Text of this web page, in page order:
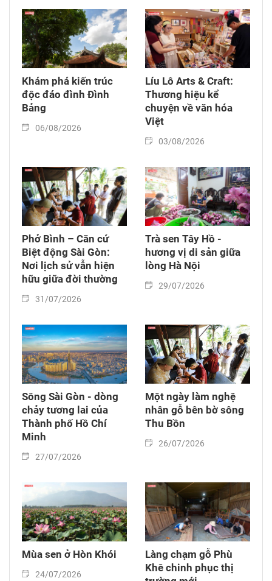
Khám phá kiến trúc
độc đáo đình Đình
Bảng
06/08/2026
Líu Lô Arts & Craft:
Thương hiệu kể
chuyện về văn hóa
Việt
03/08/2026
Phở Bình – Căn cứ
Biệt động Sài Gòn:
Nơi lịch sử vẫn hiện
hữu giữa đời thường
31/07/2026
Trà sen Tây Hồ -
hương vị di sản giữa
lòng Hà Nội
29/07/2026
Sông Sài Gòn - dòng
chảy tương lai của
Thành phố Hồ Chí
Minh
27/07/2026
Một ngày làm nghệ
nhân gỗ bên bờ sông
Thu Bồn
26/07/2026
Mùa sen ở Hòn Khói
24/07/2026
Làng chạm gỗ Phù
Khê chinh phục thị